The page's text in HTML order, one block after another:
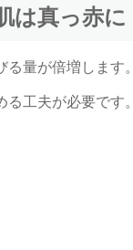
は真っ赤に
量が倍増します。
工夫が必要です。